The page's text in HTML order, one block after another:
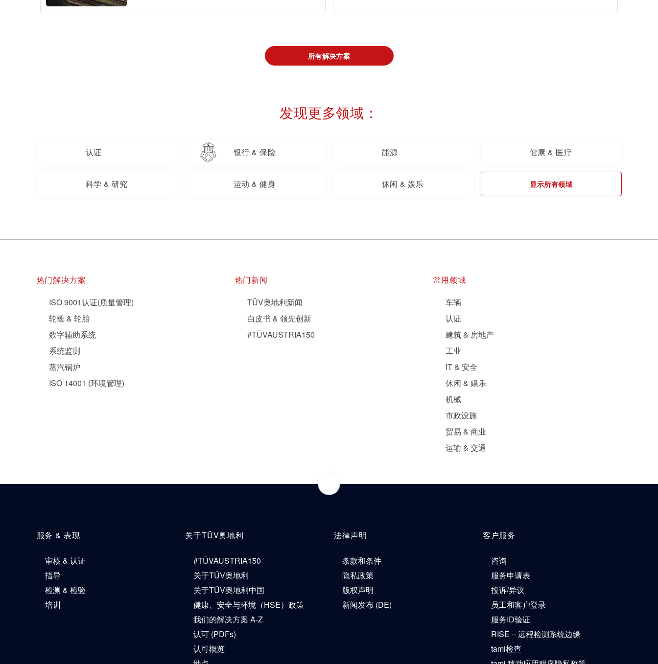
所有解决方案
发现更多领域：
认证 银行 & 保险 能源 健康 & 医疗
科学 & 研究 运动 & 健身 休闲 & 娱乐 显示所有领域
热门解决方案
ISO 9001认证(质量管理)
轮毂 & 轮胎
数字辅助系统
系统监测
蒸汽锅炉
ISO 14001 (环境管理)
热门新闻
TÜV奥地利新闻
白皮书 & 领先创新
#TÜVAUSTRIA150
常用领域
车辆
认证
建筑 & 房地产
工业
IT & 安全
休闲 & 娱乐
机械
市政设施
贸易 & 商业
运输 & 交通
服务 & 表现
审核 & 认证
指导
检测 & 检验
培训
关于TÜV奥地利
#TÜVAUSTRIA150
关于TÜV奥地利
关于TÜV奥地利中国
健康、安全与环境（HSE）政策
我们的解决方案 A-Z
认可 (PDFs)
认可概览
法律声明
条款和条件
隐私政策
版权声明
新闻发布 (DE)
客户服务
咨询
服务申请表
投诉/异议
员工和客户登录
服务ID验证
RISE – 远程检测系统边缘
tami检查